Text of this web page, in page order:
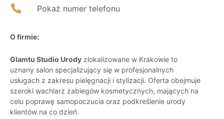
Pokaż numer telefonu
O firmie:
Glamtu Studio Urody zlokalizowane w Krakowie to
uznany salon specjalizujący się w profesjonalnych
usługach z zakresu pielęgnacji i stylizacji. Oferta obejmuje
szeroki wachlarz zabiegów kosmetycznych, mających na
celu poprawę samopoczucia oraz podkreślenie urody
klientów na co dzień.